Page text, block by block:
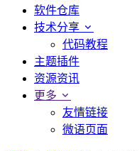
软件仓库
技术分享
代码教程
主题插件
资源资讯
更多
友情链接
微语页面